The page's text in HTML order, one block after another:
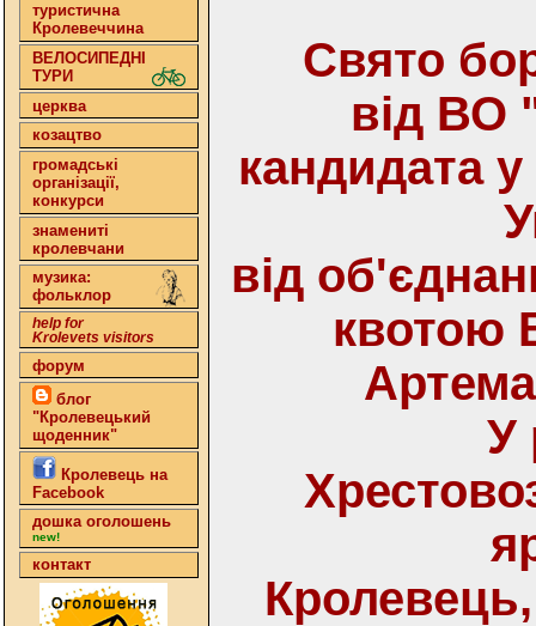
туристична
Кролевеччина
ВЕЛОСИПЕДНІ
ТУРИ
церква
козацтво
громадські
організації,
конкурси
знамениті
кролевчани
музика:
фольклор
help for
Krolevets visitors
форум
блог
"Кролевецький
щоденник"
Кролевець на
Facebook
дошка оголошень
new!
контакт
Свято
від ВО
кандидата
від
квотою
У